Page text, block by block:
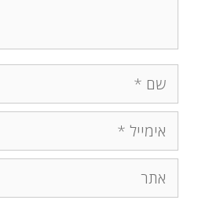
שם
אימייל
אתר